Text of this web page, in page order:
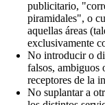
publicitario,
piramidales", o
aquellas áreas
exclusivamente
No introducir o
falsos, ambiguos
receptores de la
No suplantar a